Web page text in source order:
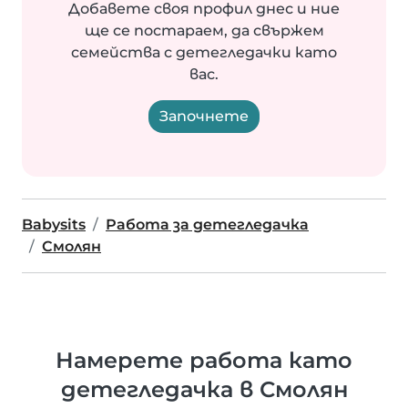
Добавете своя профил днес и ние
ще се постараем, да свържем
семейства с детегледачки като
вас.
Започнете
Babysits
Работа за детегледачка
Смолян
Намерете работа като
детегледачка в Смолян